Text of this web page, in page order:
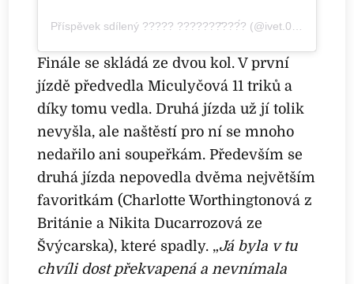
Finále se skládá ze dvou kol. V první
jízdě předvedla Miculyčová 11 triků a
díky tomu vedla. Druhá jízda už jí tolik
nevyšla, ale naštěstí pro ní se mnoho
nedařilo ani soupeřkám. Především se
druhá jízda nepovedla dvěma největším
favoritkám (Charlotte Worthingtonová z
Británie a Nikita Ducarrozová ze
Švýcarska), které spadly. „Já byla v tu
chvíli dost překvapená a nevnímala